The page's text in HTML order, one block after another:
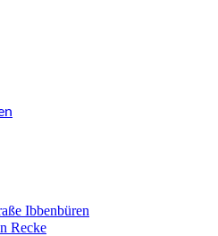
Ibbenbüren
Recke